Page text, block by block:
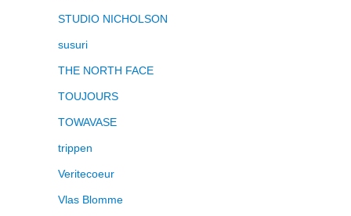
STUDIO NICHOLSON
susuri
THE NORTH FACE
TOUJOURS
TOWAVASE
trippen
Veritecoeur
Vlas Blomme